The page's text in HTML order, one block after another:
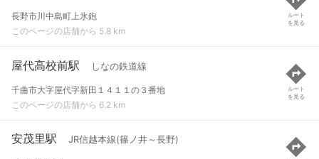
長野市川中島町上氷鉋
このページの店舗から 5.8 km
ルート
を見る
屋代高校前駅 しなの鉄道線
千曲市大字屋代字新田１４１１の３番地
このページの店舗から 6.2 km
ルート
を見る
安茂里駅 JR信越本線(篠ノ井～長野)